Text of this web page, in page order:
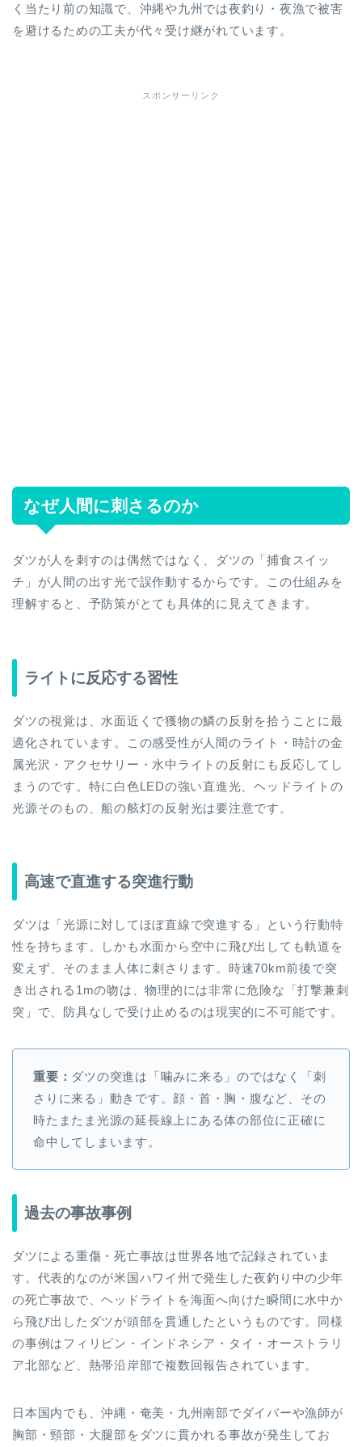
く当たり前の知識で、沖縄や九州では夜釣り・夜漁で被害
を避けるための工夫が代々受け継がれています。
スポンサーリンク
なぜ人間に刺さるのか
ダツが人を刺すのは偶然ではなく、ダツの「捕食スイッ
チ」が人間の出す光で誤作動するからです。この仕組みを
理解すると、予防策がとても具体的に見えてきます。
ライトに反応する習性
ダツの視覚は、水面近くで獲物の鱗の反射を拾うことに最
適化されています。この感受性が人間のライト・時計の金
属光沢・アクセサリー・水中ライトの反射にも反応してし
まうのです。特に白色LEDの強い直進光、ヘッドライトの
光源そのもの、船の舷灯の反射光は要注意です。
高速で直進する突進行動
ダツは「光源に対してほぼ直線で突進する」という行動特
性を持ちます。しかも水面から空中に飛び出しても軌道を
変えず、そのまま人体に刺さります。時速70km前後で突
き出される1mの吻は、物理的には非常に危険な「打撃兼刺
突」で、防具なしで受け止めるのは現実的に不可能です。
重要： ダツの突進は「噛みに来る」のではなく「刺
さりに来る」動きです。顔・首・胸・腹など、その
時たまたま光源の延長線上にある体の部位に正確に
命中してしまいます。
過去の事故事例
ダツによる重傷・死亡事故は世界各地で記録されていま
す。代表的なのが米国ハワイ州で発生した夜釣り中の少年
の死亡事故で、ヘッドライトを海面へ向けた瞬間に水中か
ら飛び出したダツが頭部を貫通したというものです。同様
の事例はフィリピン・インドネシア・タイ・オーストラリ
ア北部など、熱帯沿岸部で複数回報告されています。
日本国内でも、沖縄・奄美・九州南部でダイバーや漁師が
胸部・頸部・大腿部をダツに貫かれる事故が発生してお